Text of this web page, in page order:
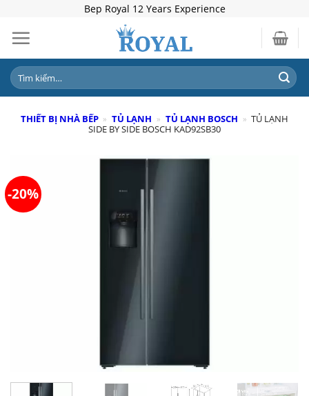
content
Bep Royal 12 Years Experience
Tìm
kiếm:
THIẾT BỊ NHÀ BẾP » TỦ LẠNH » TỦ LẠNH BOSCH » TỦ LẠNH
SIDE BY SIDE BOSCH KAD92SB30
-20%